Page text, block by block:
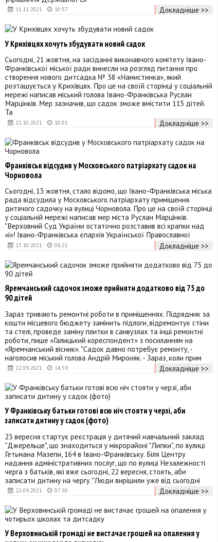
11.11.2021 10:57
Докладніше >>
21.10.2021 10:01
У Крихівцях хочуть збудувати новий садок
Сьогодні, 21 жовтня, на засіданні виконавчого комітету Івано-
Франківської міської ради винесли на розгляд питання про
створення нового дитсадка № 38 «Намистинка», який
розташується у Крихівцях. Про це на своїй сторінці у соціальній
мережі написав міський голова Івано-Франківська Руслан
Марцінків. Мер зазначив, що садок зможе вмістити 115 дітей.
Та
Докладніше >>
13.10.2021 06:21
Франківськ відсудив у Московського патріархату садок на
Чорновола
Сьогодні, 13 жовтня, стало відомо, що Івано-Франківська міська
рада відсудила у Московського патріархату приміщення
дитячого садочку на вулиці Чорновола. Про це на своїй сторінці
у соціальній мережі написав мер міста Руслан Марцінків.
"Верховний Суд України остаточно розставив всі крапки над
«і»! Івано-Франківська єпархія Української Православної
Докладніше >>
22.09.2021 14:59
Яремчанський садочок зможе прийняти додатково від 75 до
90 дітей
Зараз тривають ремонтні роботи в приміщеннях. Підрядник за
кошти місцевого бюджету замінить підлоги, відремонтує стіни
та стелі, проведе заміну плитки в санвузлах та інші ремонтні
роботи, пише «Галицький кореспондент» з посиланням на
«Яремчанський вісник». "Садок давно потребує ремонту, -
наголосив міський голова Андрій Мироняк. - Зараз, коли прим
Докладніше >>
22.09.2021 07:30
У Франківську батьки готові всю ніч стояти у черзі, аби
записати дитину у садок (фото)
23 вересня стартує реєстрація у дитячий навчальний заклад
"Джерельце", що знаходиться у мікрорайоні "Липки", по вулиці
Гетьмана Мазепи, 164 в Івано-Франківську. Біля Центру
надання адміністративних послуг, що по вулиці Незалежності
черга з батьків, які вже сьогодні, 22 вересня, стоять, аби
записати дитину на чергу. "Люди вирішили уже від сьогодні
Докладніше >>
У Верховинській громаді не вистачає грошей на опалення у